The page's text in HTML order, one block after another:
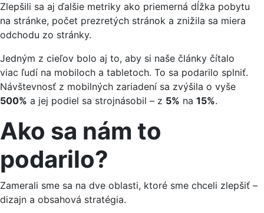
Zlepšili sa aj ďalšie metriky ako priemerná dĺžka pobytu
na stránke, počet prezretých stránok a znižila sa miera
odchodu zo stránky.
Jedným z cieľov bolo aj to, aby si naše články čítalo
viac ľudí na mobiloch a tabletoch. To sa podarilo splniť.
Návštevnosť z mobilných zariadení sa zvýšila o vyše
500% a jej podiel sa strojnásobil – z 5% na 15%.
Ako sa nám to
podarilo?
Zamerali sme sa na dve oblasti, ktoré sme chceli zlepšiť –
dizajn a obsahová stratégia.